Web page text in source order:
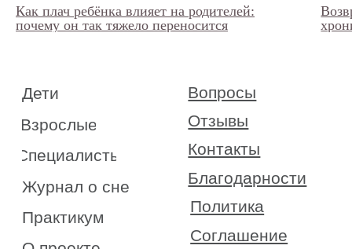
Как плач ребёнка влияет на родителей:
почему он так тяжело переносится